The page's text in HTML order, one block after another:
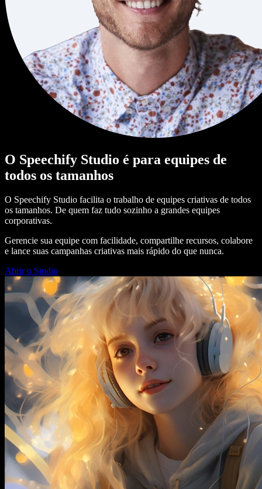
O Speechify Studio é para equipes de
todos os tamanhos
O Speechify Studio facilita o trabalho de equipes criativas de todos
os tamanhos. De quem faz tudo sozinho a grandes equipes
corporativas.
Gerencie sua equipe com facilidade, compartilhe recursos, colabore
e lance suas campanhas criativas mais rápido do que nunca.
Abrir o Studio